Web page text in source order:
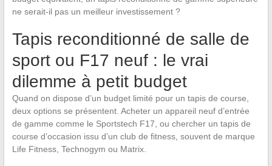
ne serait-il pas un meilleur investissement ?
Tapis reconditionné de salle de
sport ou F17 neuf : le vrai
dilemme à petit budget
Quand on dispose d’un budget limité pour un tapis de course,
deux options se présentent. Acheter un appareil neuf d’entrée
de gamme comme le Sportstech F17, ou chercher un tapis de
course d’occasion issu d’un club de fitness, souvent de marque
Life Fitness, Technogym ou Matrix.